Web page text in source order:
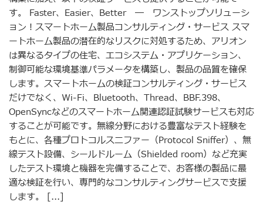
す。 Faster、Easier、Better ― ワンストップソリューシ
ョン！スマートホーム製品コンサルティング・サービス スマ
ートホーム製品の潜在的なリスクに対処するため、アリオン
は異なるタイプの住宅、エコシステム・アプリケーション、
制御可能な環境基準パラメータを構築し、製品の品質を確保
します。スマートホームの検証コンサルティング・サービス
だけでなく、Wi-Fi、Bluetooth、Thread、BBF.398、
OpenSyncなどのスマートホーム関連認証試験サービスも対応
することが可能です。無線分野における豊富なテスト経験を
もとに、各種プロトコルスニファー（Protocol Sniffer）、無
線テスト設備、シールドルーム（Shielded room）など充実
したテスト環境と機器を完備することで、お客様の製品に最
適な検証を行い、専門的なコンサルティングサービスで支援
します。 [...]